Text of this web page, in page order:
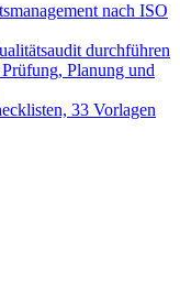
nach ISO
durchführen
Planung und
33 Vorlagen